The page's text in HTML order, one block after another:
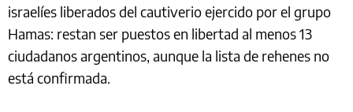
israelíes liberados del cautiverio ejercido por el grupo
Hamas: restan ser puestos en libertad al menos 13
ciudadanos argentinos, aunque la lista de rehenes no
está confirmada.